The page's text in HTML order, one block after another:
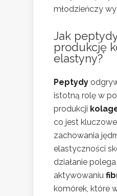
młodzieńczy
Jak
produkcję
elastyny?
Peptydy
istotną rolę w
produkcji
co jest
zachowania
elastyczności
działanie
aktywowaniu
komórek, które